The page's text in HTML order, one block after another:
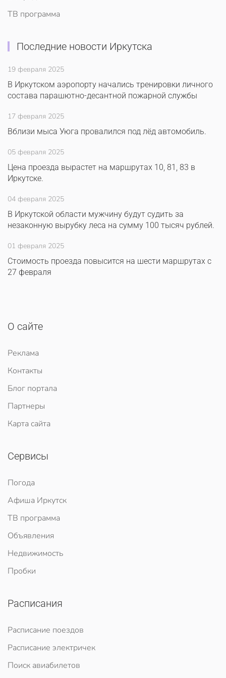
ТВ программа
Последние новости Иркутска
19 февраля 2025
В Иркутском аэропорту начались тренировки личного
состава парашютно-десантной пожарной службы
17 февраля 2025
Вблизи мыса Уюга провалился под лёд автомобиль.
05 февраля 2025
Цена проезда вырастет на маршрутах 10, 81, 83 в
Иркутске.
04 февраля 2025
В Иркутской области мужчину будут судить за
незаконную вырубку леса на сумму 100 тысяч рублей.
01 февраля 2025
Стоимость проезда повысится на шести маршрутах с
27 февраля
О сайте
Реклама
Контакты
Блог портала
Партнеры
Карта сайта
Сервисы
Погода
Афиша Иркутск
ТВ программа
Объявления
Недвижимость
Пробки
Расписания
Расписание поездов
Расписание электричек
Поиск авиабилетов